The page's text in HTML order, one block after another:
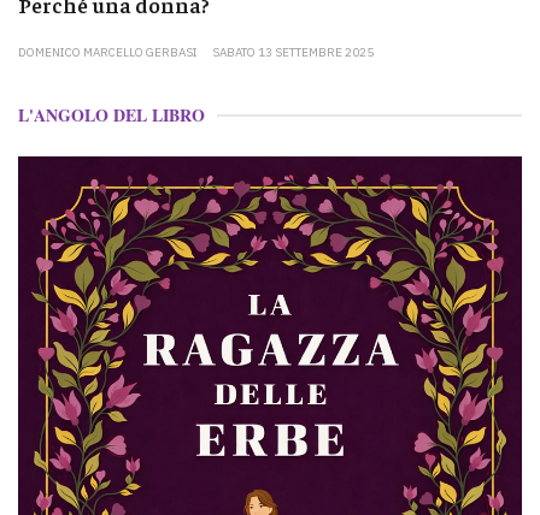
DOMENICO MARCELLO GERBASI SABATO 13 SETTEMBRE 2025
L'ANGOLO DEL LIBRO